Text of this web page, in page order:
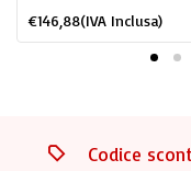
€146,88(IVA Inclusa)
Codice